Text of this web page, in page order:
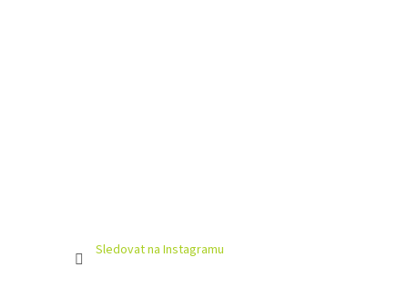
Sledovat na Instagramu